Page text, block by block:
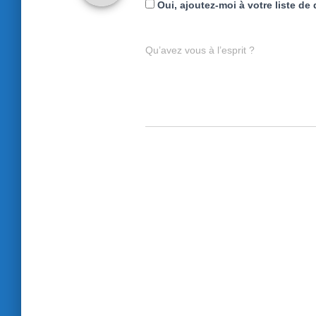
Oui, ajoutez-moi à votre liste de
Qu’avez vous à l’esprit ?